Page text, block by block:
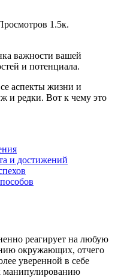
1.5к.
важности вашей
и потенциала.
аспекты жизни и
и редки. Вот к чему это
и достижений
реагирует на любую
окружающих, отчего
уверенной в себе
манипулированию